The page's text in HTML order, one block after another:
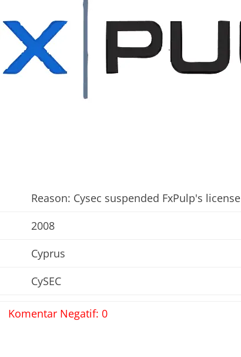
Reason: Cysec suspended FxPulp's license
2008
Cyprus
CySEC
Komentar Negatif: 0